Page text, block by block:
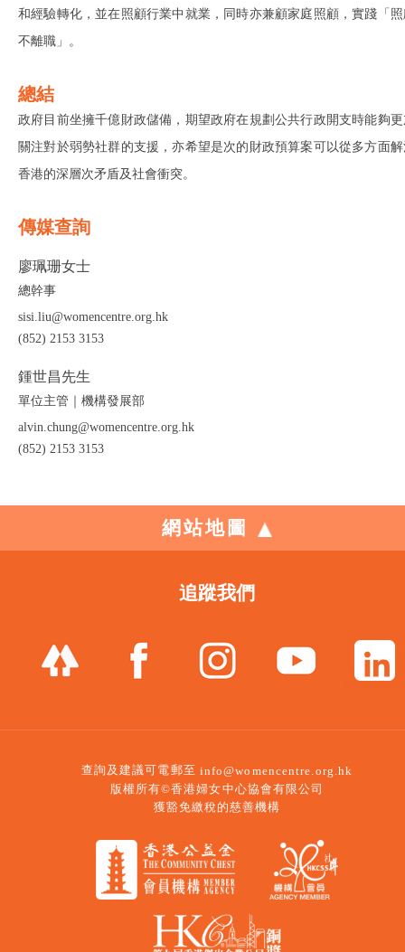
和經驗轉化，並在照顧行業中就業，同時亦兼顧家庭照顧，實踐「
不離職」。
總結
政府目前坐擁千億財政儲備，期望政府在規劃公共行政開支時能夠
關注對於弱勢社群的支援，亦希望是次的財政預算案可以從多方面
香港的深層次矛盾及社會衝突。
傳媒查詢
廖珮珊女士
總幹事
sisi.liu@womencentre.org.hk
(852) 2153 3153
鍾世昌先生
單位主管｜機構發展部
alvin.chung@womencentre.org.hk
(852) 2153 3153
網站地圖
追蹤我們
查詢及建議可電郵至 info@womencentre.org.hk
版權所有©香港婦女中心協會有限公司
獲豁免繳稅的慈善機構